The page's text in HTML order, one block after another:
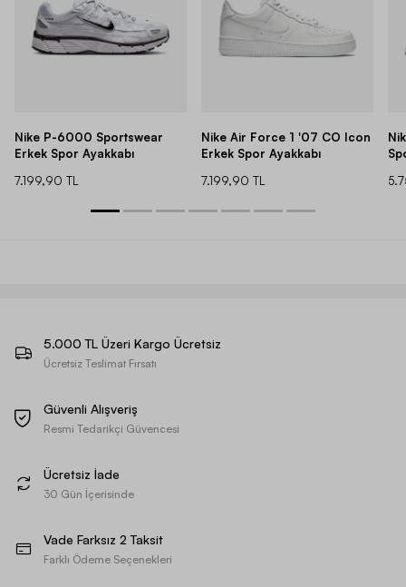
Nike P-6000 Sportswear
Erkek Spor Ayakkabı
7.199,90 TL
Nike Air Force 1 '07 CO Icon
Erkek Spor Ayakkabı
7.199,90 TL
5.000 TL Üzeri Kargo Ücretsiz
Ücretsiz Teslimat Fırsatı
Güvenli Alışveriş
Resmi Tedarikçi Güvencesi
Ücretsiz İade
30 Gün İçerisinde
Vade Farksız 2 Taksit
Farklı Ödeme Seçenekleri